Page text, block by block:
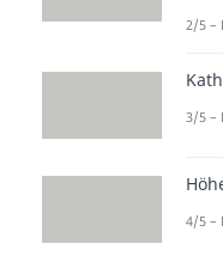
2/5 –
3/5 –
4/5 –